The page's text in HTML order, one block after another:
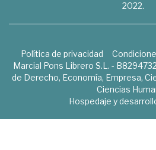
2022.
Política de privacidad
Marcial Pons Librero S.L. -
de Derecho, Economía, Empresa,
Ciencias
Hospedaje y